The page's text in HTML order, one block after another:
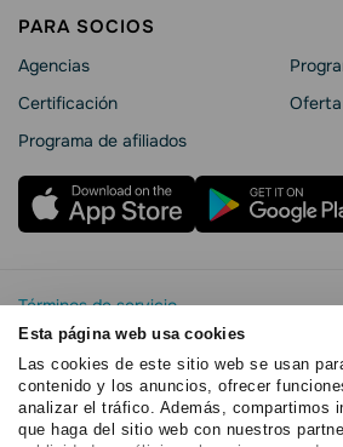
Esta página web usa cookies
Las cookies de este sitio web se usan
contenido y los anuncios, ofrecer
analizar el tráfico. Además, compartimos
que haga del sitio web con nuestros
PARA SOCIOS
Agencias
Certificación
Programa de afiliados
Términos de servicio
Política de privacidad
SendPulse Seguridad La
Declaración de cookies
Copyright © 2015 - 2026.